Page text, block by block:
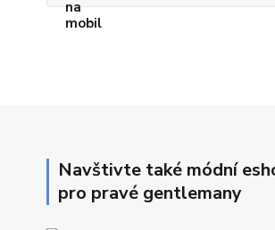
Navštivte také módní
pro pravé gentlemany